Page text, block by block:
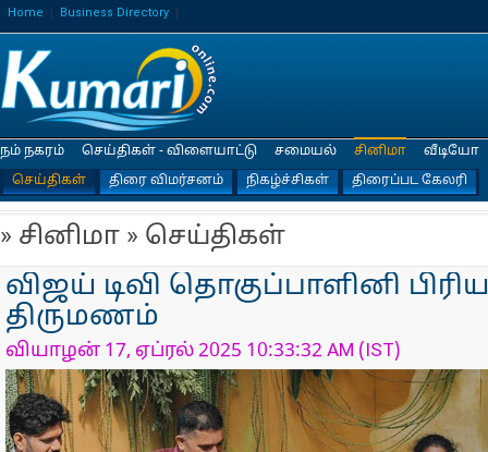
Home Business Directory
நம் நகரம் செய்திகள் - விளையாட்டு சமையல்
சினிமா
செய்திகள்
திரை விமர்சனம் நிகழ்ச்சிகள் திரைப்பட கேலரி
வீடியோ
» சினிமா » செய்திகள்
விஜய் டிவி தொகுப்பாளினி
திருமணம்
வியாழன் 17, ஏப்ரல் 2025 10:33:32 AM (IST)